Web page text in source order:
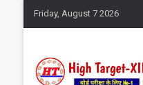
Friday, August 7 2026